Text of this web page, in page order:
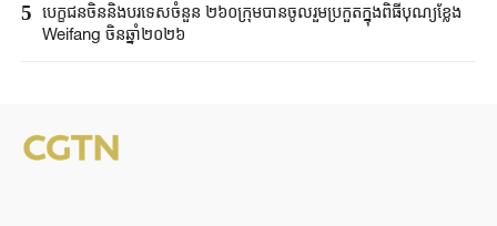
5 បេក្ខជនចិននិងបរទេសចំនួន ២៦០ក្រុមបានចូលរួមប្រកួតក្នុងពិធីបុណ្យខ្លែង
Weifang ចិនឆ្នាំ២០២៦